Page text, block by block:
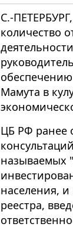
С.-
количество
Мамута в
ЦБ РФ ранее
называемых
населения,
реестра,